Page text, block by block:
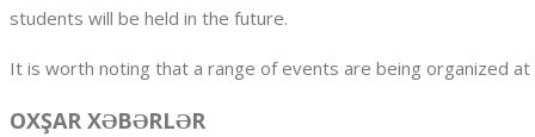
students will be held in the future.
It is worth noting that a range of events are being organized
OXŞAR XƏBƏRLƏR